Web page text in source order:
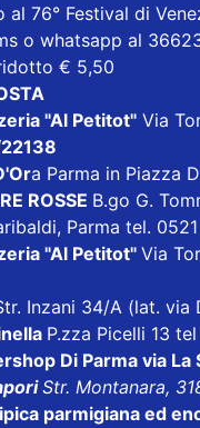
76° Festival di
o whatsapp al
€ 5,50
"Al Petitot" Via
a Parma in Piazza
ROSSE B.go G.
Parma tel.
"Al Petitot" Via
Inzani 34/A (lat. via
P.zza Picelli 13
Di Parma via La
Str. Montanara,
parmigiana ed